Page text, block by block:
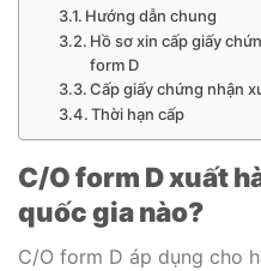
Hướng dẫn chung
Hồ sơ xin cấp giấy
form D
Cấp giấy chứng nhận
Thời hạn cấp
C/O form D xuất
quốc gia nào?
C/O form D áp dụng cho